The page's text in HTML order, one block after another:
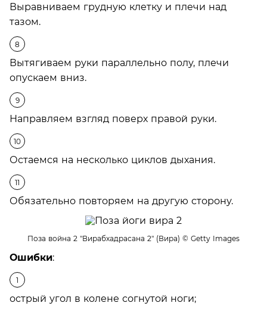
Выравниваем грудную клетку и плечи над
тазом.
Вытягиваем руки параллельно полу, плечи
опускаем вниз.
Направляем взгляд поверх правой руки.
Остаемся на несколько циклов дыхания.
Обязательно повторяем на другую сторону.
Поза война 2 "Вирабхадрасана 2" (Вира) © Getty Images
Ошибки:
острый угол в колене согнутой ноги;